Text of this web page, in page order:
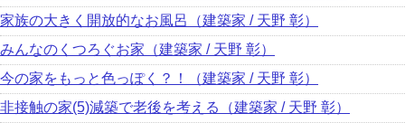
家族の大きく開放的なお風呂（建築家 / 天野 彰）
みんなのくつろぐお家（建築家 / 天野 彰）
今の家をもっと色っぽく？！（建築家 / 天野 彰）
非接触の家(5)減築で老後を考える（建築家 / 天野 彰）